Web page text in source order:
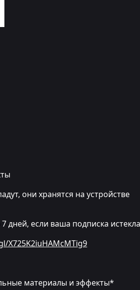
они хранятся на устройстве
дней, если ваша подписка
X725K2iuHAMcMTig9
материалы и эффекты*